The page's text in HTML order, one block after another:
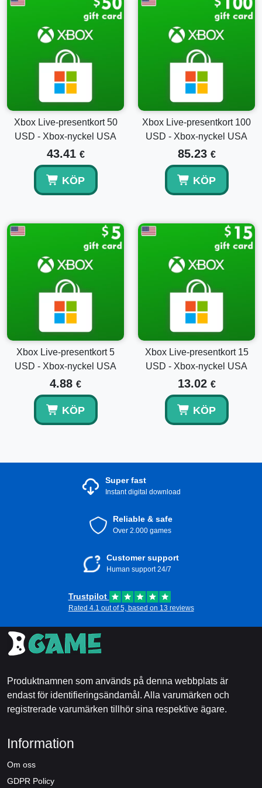
Anslut 25-teckens koden som anges i
ditt inköps-e-post och bekräfta.
Njut:Din prenumeration aktiveras omedelbart, vilket
ger tillgång till världen av Xbox Game Pass Core.
Om du letar efter olika prenumerationstider eller ytterligare
fördelar, överväg att utforska:
Xbox Game Pass Ultimate – 12 Månaders
Nyckel USA
Xbox Game Pass Ultimate – 3 Månaders
Prenumeration (Xbox One/ Windows 10) Xbox Live
Nyckel USA
Xbox Game Pass Core – 6 Månaders Nyckel är idealisk för
dem som vill få en känsla för allt som Xbox-spel har att
erbjuda. Det är en perfekt balans mellan prisvärdhet och
tillgång till kvalitetsinnehåll, vilket gör det till ett toppval för
spelare som vill ha flexibilitet i sin prenumerationsmodell
utan att offra tillgången till förstklassiga titlar och
flerspelarupplevelser.
Xbox Live-presentkort 50
USD - Xbox-nyckel USA
43.41 €
KÖP
Xbox Live-presentkort 100
USD - Xbox-nyckel USA
85.23 €
KÖP
Xbox Live-presentkort 5
USD - Xbox-nyckel USA
4.88 €
KÖP
Xbox Live-presentkort 15
USD - Xbox-nyckel USA
13.02 €
KÖP
Super fast
Instant digital download
Reliable & safe
Over 2.000 games
Customer support
Human support 24/7
Trustpilot
Rated 4.1 out of 5, based on 13 reviews
Produktnamnen som används på denna webbplats är
endast för identifieringsändamål. Alla varumärken och
registrerade varumärken tillhör sina respektive ägare.
Information
Om oss
GDPR Policy